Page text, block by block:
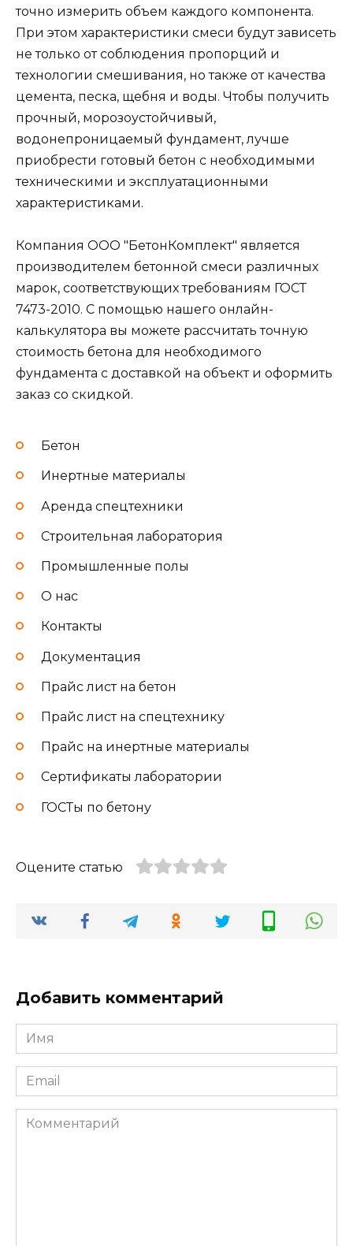
точно измерить объем каждого компонента.
При этом характеристики смеси будут зависеть
не только от соблюдения пропорций и
технологии смешивания, но также от качества
цемента, песка, щебня и воды. Чтобы получить
прочный, морозоустойчивый,
водонепроницаемый фундамент, лучше
приобрести готовый бетон с необходимыми
техническими и эксплуатационными
характеристиками.
Компания ООО "БетонКомплект" является
производителем бетонной смеси различных
марок, соответствующих требованиям ГОСТ
7473-2010. С помощью нашего онлайн-
калькулятора вы можете рассчитать точную
стоимость бетона для необходимого
фундамента с доставкой на объект и оформить
заказ со скидкой.
Бетон
Инертные материалы
Аренда спецтехники
Строительная лаборатория
Промышленные полы
О нас
Контакты
Документация
Прайс лист на бетон
Прайс лист на спецтехнику
Прайс на инертные материалы
Сертификаты лаборатории
ГОСТы по бетону
Оцените статью
Добавить комментарий
Имя
*
Email
*
Комментарий